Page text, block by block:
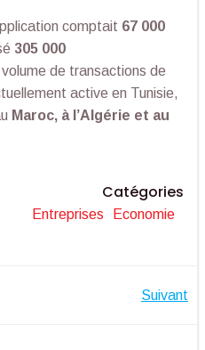
comptait 67 000
305 000
de transactions de
active en Tunisie,
Maroc, à l’Algérie et au
Catégories
Entreprises Economie
Suivant